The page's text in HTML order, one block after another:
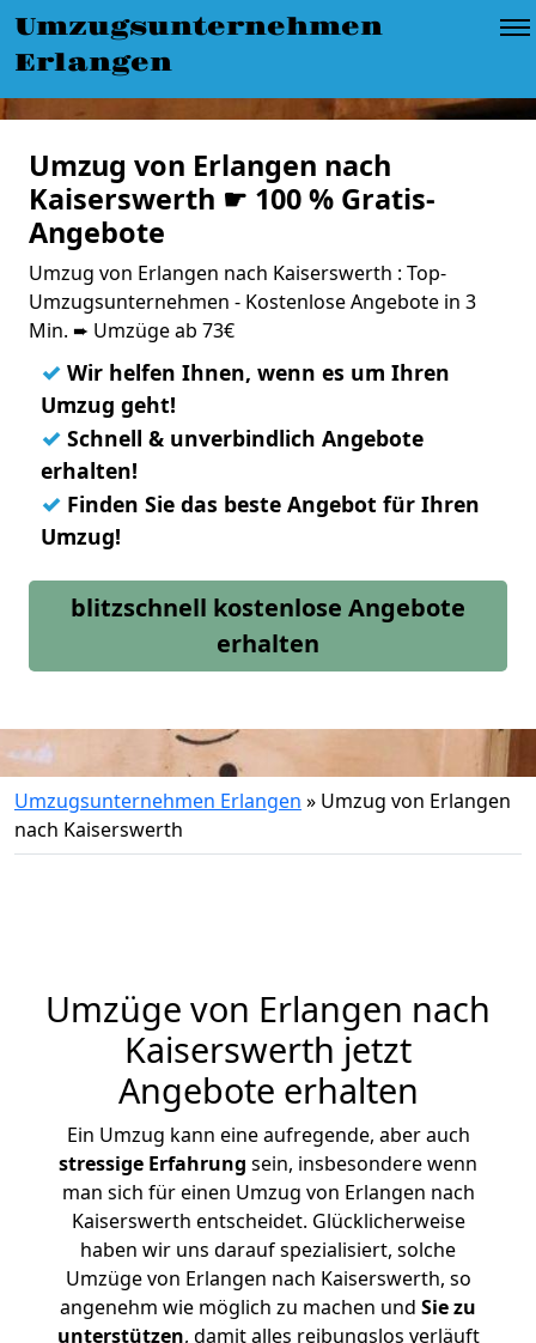
Umzugsunternehmen
Erlangen
Umzug von Erlangen nach
Kaiserswerth ☛ 100 % Gratis-
Angebote
Umzug von Erlangen nach Kaiserswerth : Top-
Umzugsunternehmen - Kostenlose Angebote in 3
Min. ➨ Umzüge ab 73€
✓ Wir helfen Ihnen, wenn es um Ihren
Umzug geht!
✓ Schnell & unverbindlich Angebote
erhalten!
✓ Finden Sie das beste Angebot für Ihren
Umzug!
blitzschnell kostenlose Angebote
erhalten
Umzugsunternehmen Erlangen » Umzug von Erlangen
nach Kaiserswerth
Umzüge von Erlangen nach
Kaiserswerth jetzt
Angebote erhalten
Ein Umzug kann eine aufregende, aber auch
stressige Erfahrung sein, insbesondere wenn
man sich für einen Umzug von Erlangen nach
Kaiserswerth entscheidet. Glücklicherweise
haben wir uns darauf spezialisiert, solche
Umzüge von Erlangen nach Kaiserswerth, so
angenehm wie möglich zu machen und Sie zu
unterstützen, damit alles reibungslos verläuft